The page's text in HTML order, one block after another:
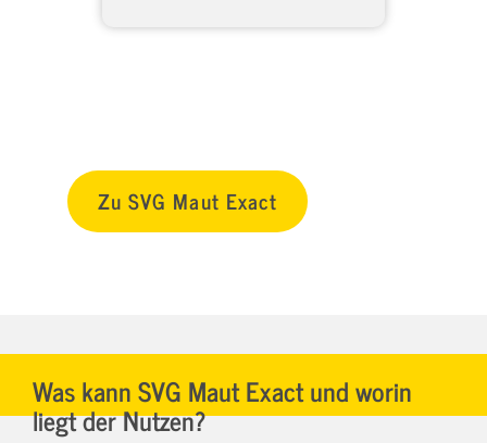
Zu SVG Maut Exact
Was kann SVG Maut Exact und worin
liegt der Nutzen?